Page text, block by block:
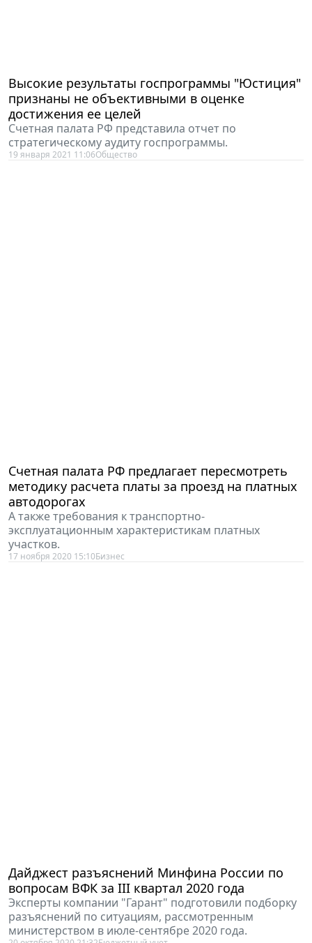
Высокие результаты госпрограммы "Юстиция"
признаны не объективными в оценке
достижения ее целей
Счетная палата РФ представила отчет по
стратегическому аудиту госпрограммы.
19 января 2021 11:06Общество
Счетная палата РФ предлагает пересмотреть
методику расчета платы за проезд на платных
автодорогах
А также требования к транспортно-
эксплуатационным характеристикам платных
участков.
17 ноября 2020 15:10Бизнес
Дайджест разъяснений Минфина России по
вопросам ВФК за III квартал 2020 года
Эксперты компании "Гарант" подготовили подборку
разъяснений по ситуациям, рассмотренным
министерством в июле-сентябре 2020 года.